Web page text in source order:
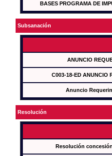
BASES PROGRAMA DE
Subsanación
ANUNCIO
C003-18-ED ANUNCIO
Anuncio
Resolución
Resolución